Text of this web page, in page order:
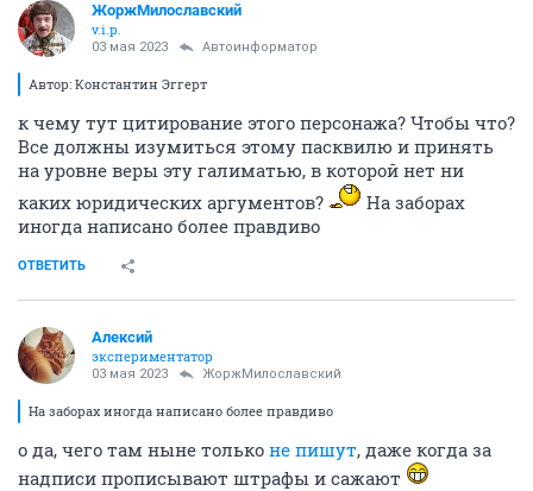
ЖоржМилославский
v.i.p.
03 мая 2023 Автоинформатор
Автор: Константин Эггерт
к чему тут цитирование этого персонажа? Чтобы что?
Все должны изумиться этому пасквилю и принять
на уровне веры эту галиматью, в которой нет ни
каких юридических аргументов?
На заборах
иногда написано более правдиво
ОТВЕТИТЬ
Алексий
экспериментатор
03 мая 2023 ЖоржМилославский
На заборах иногда написано более правдиво
о да, чего там ныне только не пишут, даже когда за
надписи прописывают штрафы и сажают